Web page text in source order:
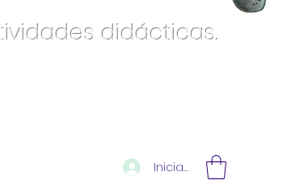
didácticas.
Iniciar sesión